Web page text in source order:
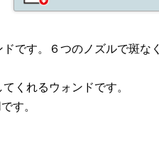
です。６つのノズルで斑なく
くれるウォンドです。
す。